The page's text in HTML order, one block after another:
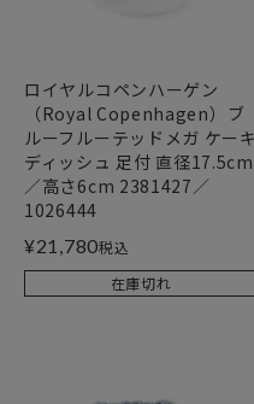
ロイヤルコペンハーゲン
（Royal Copenhagen）ブ
ルーフルーテッドメガ ケーキ
ディッシュ 足付 直径17.5cm
／高さ6cm 2381427／
1026444
¥21,780税込
在庫切れ